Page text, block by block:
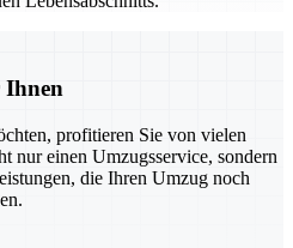
Ihnen
profitieren Sie von vielen
nur einen Umzugsservice, sondern
die Ihren Umzug noch